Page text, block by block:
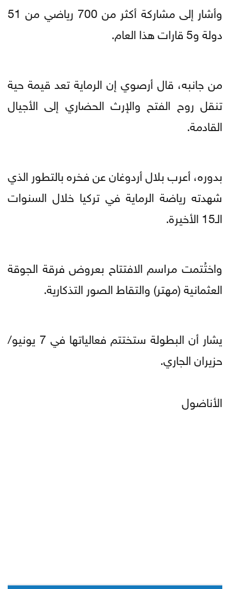
وأشار إلى مشاركة أكثر من 700 رياضي من 51
دولة و5 قارات هذا العام.
من جانبه، قال أرصوي إن الرماية تعد قيمة حية
تنقل روح الفتح والإرث الحضاري إلى الأجيال
القادمة.
بدوره، أعرب بلال أردوغان عن فخره بالتطور الذي
شهدته رياضة الرماية في تركيا خلال السنوات
الـ15 الأخيرة.
واختُتمت مراسم الافتتاح بعروض فرقة الجوقة
العثمانية (مهتر) والتقاط الصور التذكارية.
يشار أن البطولة ستختتم فعالياتها في 7 يونيو/
حزيران الجاري.
الأناضول